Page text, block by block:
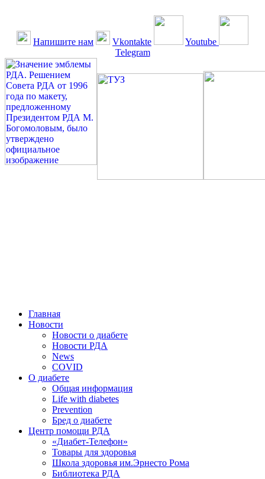
Напишите нам Vkontakte
Youtube
Telegram
Главная
Новости
Новости о диабете
Новости РДА
News
COVID
О диабете
Общая информация
Life with diabetes
Prevention
Бред о диабете
Центр помощи РДА
«Диабет-Телефон»
Товары для здоровья
Школа здоровья им.Эрнесто Рома
Библиотека РДА